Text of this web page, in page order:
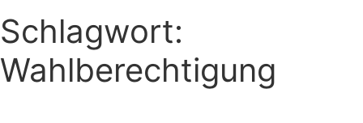
Schlagwort:
Wahlberechtigung